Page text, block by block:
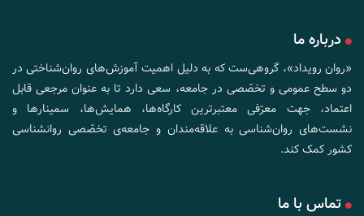
درباره ما
«روان رویداد»، گروهی‌ست که به دلیل اهمیت آموزش‌های روان‌شناختی در
دو سطح عمومی و تخصّصی در جامعه، سعی دارد تا به عنوان مرجعی قابل
اعتماد، جهت معرّفی معتبرترین کارگاه‌ها، همایش‌ها، سمینارها و
نشست‌های روان‌شناسی به علاقه‌مندان و جامعه‌ی تخصّصی روانشناسی
کشور کمک کند.
تماس با ما